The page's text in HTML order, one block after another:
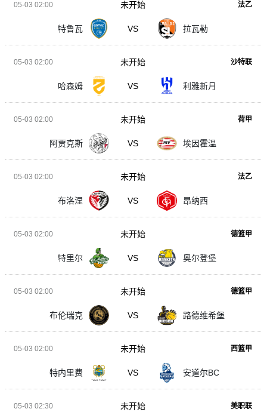
05-03 02:00 法乙
特鲁瓦 VS 拉瓦勒
未开始
05-03 02:00 沙特联
哈森姆 VS 利雅新月
未开始
05-03 02:00 荷甲
阿贾克斯 VS 埃因霍温
未开始
05-03 02:00 法乙
布洛涅 VS 昂纳西
未开始
05-03 02:00 德篮甲
特里尔 VS 奥尔登堡
未开始
05-03 02:00 德篮甲
布伦瑞克 VS 路德维希堡
未开始
05-03 02:00 西篮甲
特内里费 VS 安道尔BC
未开始
05-03 02:30 美职联
未开始